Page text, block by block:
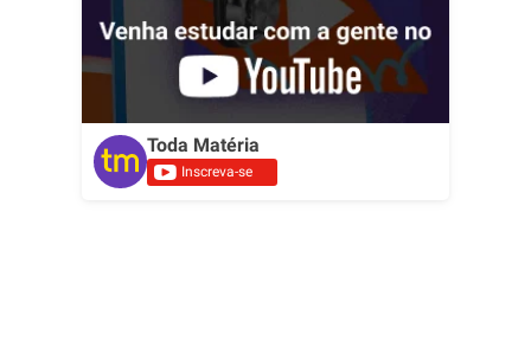
Toda Matéria
Inscreva-se